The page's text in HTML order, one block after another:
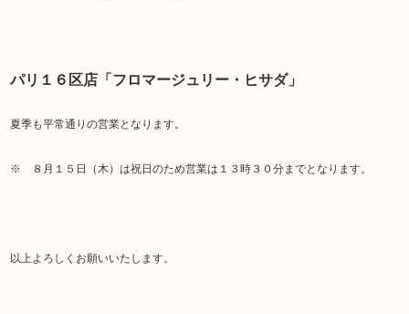
パリ１６区店「フロマージュリー・ヒサダ」
夏季も平常通りの営業となります。
※ ８月１５日（木）は祝日のため営業は１３時３０分までとなります。
以上よろしくお願いいたします。